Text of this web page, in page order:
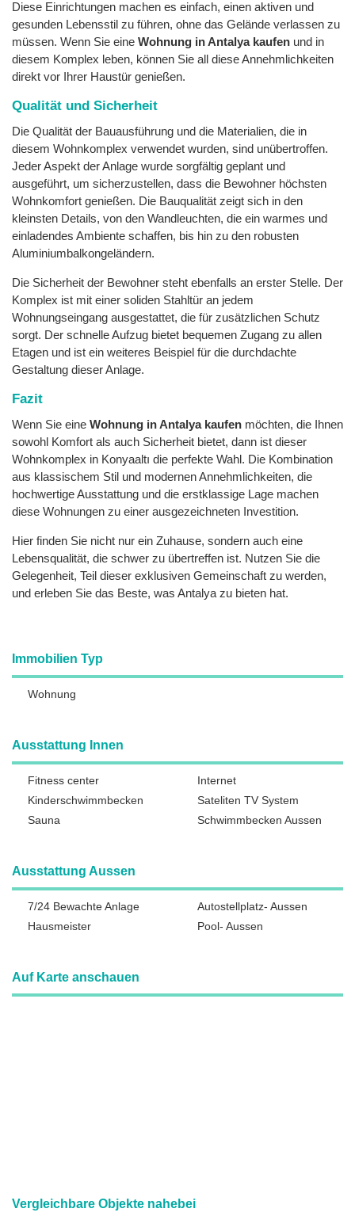
Diese Einrichtungen machen es einfach, einen aktiven und
gesunden Lebensstil zu führen, ohne das Gelände verlassen zu
müssen. Wenn Sie eine Wohnung in Antalya kaufen und in
diesem Komplex leben, können Sie all diese Annehmlichkeiten
direkt vor Ihrer Haustür genießen.
Qualität und Sicherheit
Die Qualität der Bauausführung und die Materialien, die in
diesem Wohnkomplex verwendet wurden, sind unübertroffen.
Jeder Aspekt der Anlage wurde sorgfältig geplant und
ausgeführt, um sicherzustellen, dass die Bewohner höchsten
Wohnkomfort genießen. Die Bauqualität zeigt sich in den
kleinsten Details, von den Wandleuchten, die ein warmes und
einladendes Ambiente schaffen, bis hin zu den robusten
Aluminiumbalkongeländern.
Die Sicherheit der Bewohner steht ebenfalls an erster Stelle. Der
Komplex ist mit einer soliden Stahltür an jedem
Wohnungseingang ausgestattet, die für zusätzlichen Schutz
sorgt. Der schnelle Aufzug bietet bequemen Zugang zu allen
Etagen und ist ein weiteres Beispiel für die durchdachte
Gestaltung dieser Anlage.
Fazit
Wenn Sie eine Wohnung in Antalya kaufen möchten, die Ihnen
sowohl Komfort als auch Sicherheit bietet, dann ist dieser
Wohnkomplex in Konyaaltı die perfekte Wahl. Die Kombination
aus klassischem Stil und modernen Annehmlichkeiten, die
hochwertige Ausstattung und die erstklassige Lage machen
diese Wohnungen zu einer ausgezeichneten Investition.
Hier finden Sie nicht nur ein Zuhause, sondern auch eine
Lebensqualität, die schwer zu übertreffen ist. Nutzen Sie die
Gelegenheit, Teil dieser exklusiven Gemeinschaft zu werden,
und erleben Sie das Beste, was Antalya zu bieten hat.
Immobilien Typ
Wohnung
Ausstattung Innen
Fitness center
Internet
Kinderschwimmbecken
Sateliten TV System
Sauna
Schwimmbecken Aussen
Ausstattung Aussen
7/24 Bewachte Anlage
Autostellplatz- Aussen
Hausmeister
Pool- Aussen
Auf Karte anschauen
Vergleichbare Objekte nahebei